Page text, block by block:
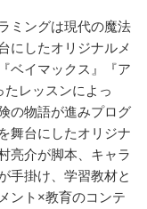
ミングは現代の魔法
にしたオリジナルメ
ベイマックス』『ア
レッスンによっ
の物語が進みプログ
舞台にしたオリジナ
亮介が脚本、キャラ
手掛け、学習教材と
ント×教育のコンテ